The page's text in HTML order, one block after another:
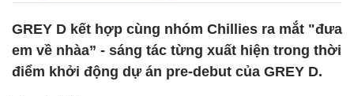
GREY D kết hợp cùng nhóm Chillies ra mắt "đưa
em về nhàa” - sáng tác từng xuất hiện trong thời
điểm khởi động dự án pre-debut của GREY D.